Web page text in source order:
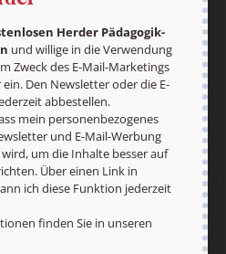
Jetzt anmelden
Datenschutz
Herder Pädagogik-
und willige in die Verwendung
Zweck des E-Mail-Marketings
Den Newsletter oder die E-
abbestellen.
mein personenbezogenes
und E-Mail-Werbung
um die Inhalte besser auf
Über einen Link in
ich diese Funktion jederzeit
finden Sie in unseren